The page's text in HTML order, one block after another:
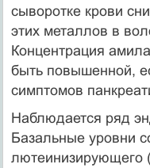
сыворотке крови
этих метал­лов в
Концентрация
быть повышенной,
симптомов
Наблюдается ряд
Базальные уровни
лютеинизирующего